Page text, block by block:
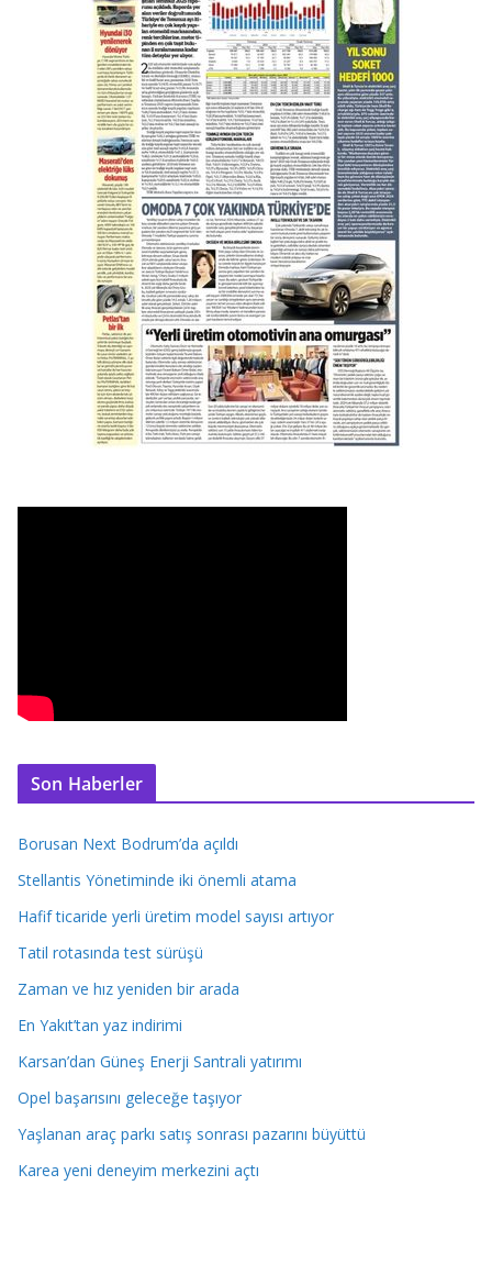
Son Haberler
Borusan Next Bodrum’da açıldı
Stellantis Yönetiminde iki önemli atama
Hafif ticaride yerli üretim model sayısı artıyor
Tatil rotasında test sürüşü
Zaman ve hız yeniden bir arada
En Yakıt’tan yaz indirimi
Karsan’dan Güneş Enerji Santrali yatırımı
Opel başarısını geleceğe taşıyor
Yaşlanan araç parkı satış sonrası pazarını büyüttü
Karea yeni deneyim merkezini açtı